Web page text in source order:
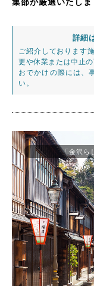
詳細
ご紹介しております
更や休業または中止
おでかけの際には、
い。
「金沢ら